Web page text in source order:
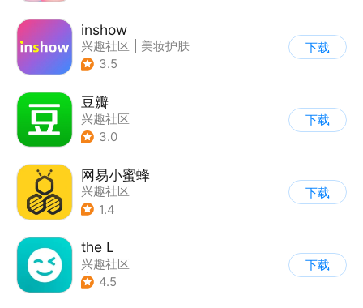
inshow
兴趣社区
美妆护肤
3.5
下载
豆瓣
兴趣社区
3.0
下载
网易小蜜蜂
兴趣社区
1.4
下载
the L
兴趣社区
| 真人娱乐直播
4.5
下载